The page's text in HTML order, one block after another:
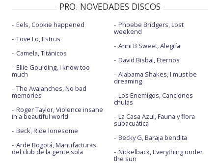
PRO. NOVEDADES DISCOS
Eels, Cookie happened
Tove Lo, Estrus
Camela, Titánicos
Ellie Goulding, I know too
much
The Avalanches, No bad
memories
Roger Taylor, Violence insane
in a beautiful world
Beck, Ride lonesome
Arde Bogotá, Manufacturas
del club de la gente sola
Phoebe Bridgers, Lost
weekend
Anni B Sweet, Alegría
David Bisbal, Eternos
Alabama Shakes, I must be
dreaming
Los Enemigos, Canciones
chulas
La Casa Azul, Fauna y flora
subacuática
Becky G, Baraja bendita
Nickelback, Everything under
the sun